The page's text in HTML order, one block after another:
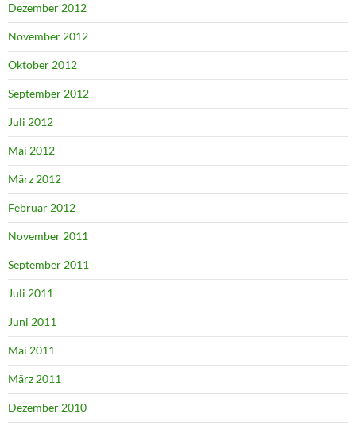
Dezember 2012
November 2012
Oktober 2012
September 2012
Juli 2012
Mai 2012
März 2012
Februar 2012
November 2011
September 2011
Juli 2011
Juni 2011
Mai 2011
März 2011
Dezember 2010